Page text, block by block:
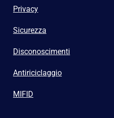
Privacy
Sicurezza
Disconoscimenti
Antiriciclaggio
MIFID